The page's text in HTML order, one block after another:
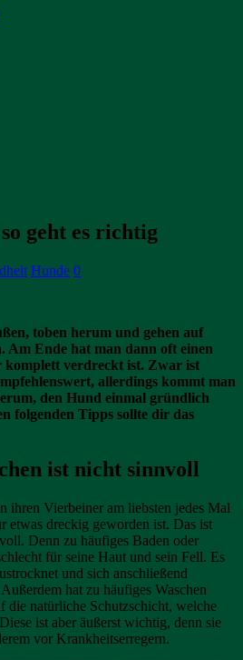
geht es richtig
Hunde 0
toben herum und gehen auf
Am Ende hat man dann oft einen
komplett verdreckt ist. Zwar ist
allerdings kommt man
den Hund einmal gründlich
folgenden Tipps sollte dir das
ist nicht sinnvoll
ihren Vierbeiner am liebsten jedes Mal
etwas dreckig geworden ist. Das ist
Denn zu häufiges Baden oder
für seine Haut und sein Fell. Es
und sich anschließend
Außerdem hat zu häufiges Waschen
die natürliche Schutzschicht, welche
ist aber äußerst wichtig, denn sie
vor Krankheitserregern.